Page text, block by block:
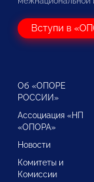
Вступи в
Об «ОПОРЕ
РОССИИ»
Ассоциация «НП
«ОПОРА»
Новости
Комитеты и
Комиссии